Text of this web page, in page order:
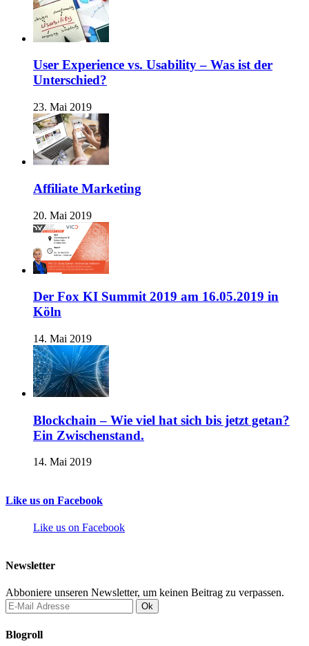
User Experience vs. Usability – Was ist der
Unterschied?
23. Mai 2019
Affiliate Marketing
20. Mai 2019
Der Fox KI Summit 2019 am 16.05.2019 in
Köln
14. Mai 2019
Blockchain – Wie viel hat sich bis jetzt getan?
Ein Zwischenstand.
14. Mai 2019
Like us on Facebook
Like us on Facebook
Newsletter
Abboniere unseren Newsletter, um keinen Beitrag zu verpassen.
Blogroll